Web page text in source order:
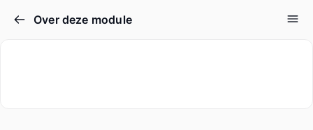
Over deze module